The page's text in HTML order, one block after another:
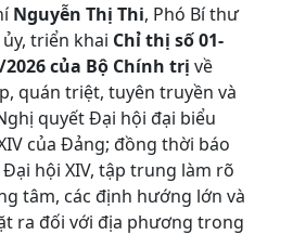
Nguyễn Thị Thi, Phó Bí thư
triển khai Chỉ thị số 01-
2026 của Bộ Chính trị về
quán triệt, tuyên truyền và
quyết Đại hội đại biểu
của Đảng; đồng thời báo
hội XIV, tập trung làm rõ
tâm, các định hướng lớn và
ra đối với địa phương trong